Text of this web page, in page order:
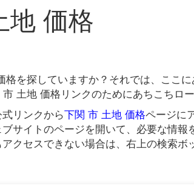
地 価格
格を探していますか？それでは、ここ
土地 価格リンクのためにあちこちロ
リンクから下関 市 土地 価格ページに
サイトのページを開いて、必要な情報
クセスできない場合は、右上の検索ボ